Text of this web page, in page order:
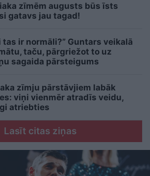
zīmēm augusts būs īsts
gatavs jau tagad!
tas ir normāli?” Guntars veikalā
taču, pārgriežot to uz
sagaida pārsteigums
zīmju pārstāvjiem labāk
viņi vienmēr atradīs veidu,
atriebties
Lasīt citas ziņas